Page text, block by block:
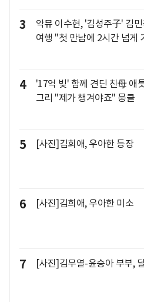
3
악뮤 이수현, '김성주子' 김
여행 "첫 만남에 2시간 넘게
4
'17억 빚' 함께 견딘 친母 애
그리 "제가 챙겨야죠" 뭉클
5 [사진]김희애, 우아한 등장
6 [사진]김희애, 우아한 미소
7 [사진]김무열-윤승아 부부,